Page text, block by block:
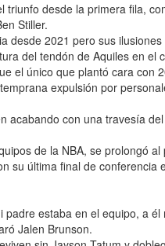
triunfo desde la primera fila,
Stiller.
desde 2021 pero sus
del tendón de Aquiles en el
el único que plantó cara con
expulsión por
acabando con una travesía
de la NBA, se prolongó
su última final de conferencia
estaba en el equipo, a
Jalen Brunson.